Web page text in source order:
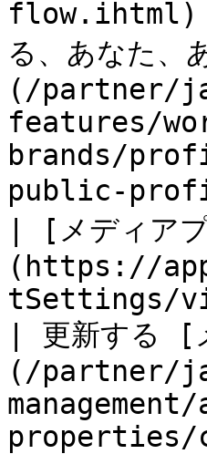
flow.ihtml)
る、あなた、
(/partner/
features/
brands/
public-
| [メディア
(https://
tSettings/
| 更新する [
(/partner/
properties/